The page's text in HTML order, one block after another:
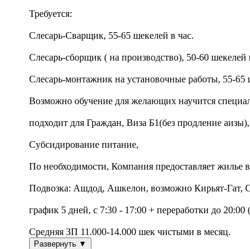
Требуется:
Слесарь-Сварщик, 55-65 шекелей в час.
Слесарь-сборщик ( на производство), 50-60 шекелей
Слесарь-монтажник на установочные работы, 55-65
Возможно обучение для желающих научится
подходит для Граждан, Виза Б1(без продление
Субсидирование питание,
По необходимости, Компания предоставляет жилье
Подвозка: Ашдод, Ашкелон, возможно Кирьят-Гат,
график 5 дней, с 7:30 - 17:00 + переработки до 20:00
Средняя ЗП 11.000-14.000 шек чистыми в месяц.
Развернуть ▼